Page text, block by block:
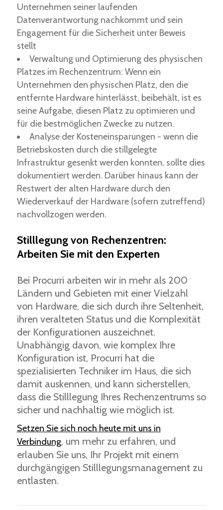
Unternehmen seiner laufenden
Datenverantwortung nachkommt und sein
Engagement für die Sicherheit unter Beweis
stellt
Verwaltung und Optimierung des physischen
Platzes im Rechenzentrum: Wenn ein
Unternehmen den physischen Platz, den die
entfernte Hardware hinterlässt, beibehält, ist es
seine Aufgabe, diesen Platz zu optimieren und
für die bestmöglichen Zwecke zu nutzen.
Analyse der Kosteneinsparungen - wenn die
Betriebskosten durch die stillgelegte
Infrastruktur gesenkt werden konnten, sollte dies
dokumentiert werden. Darüber hinaus kann der
Restwert der alten Hardware durch den
Wiederverkauf der Hardware (sofern zutreffend)
nachvollzogen werden.
Stilllegung von Rechenzentren:
Arbeiten Sie mit den Experten
Bei Procurri arbeiten wir in mehr als 200
Ländern und Gebieten mit einer Vielzahl
von Hardware, die sich durch ihre Seltenheit,
ihren veralteten Status und die Komplexität
der Konfigurationen auszeichnet.
Unabhängig davon, wie komplex Ihre
Konfiguration ist, Procurri hat die
spezialisierten Techniker im Haus, die sich
damit auskennen, und kann sicherstellen,
dass die Stilllegung Ihres Rechenzentrums so
sicher und nachhaltig wie möglich ist.
Setzen Sie sich noch heute mit uns in
Verbindung, um mehr zu erfahren, und
erlauben Sie uns, Ihr Projekt mit einem
durchgängigen Stilllegungsmanagement zu
entlasten.